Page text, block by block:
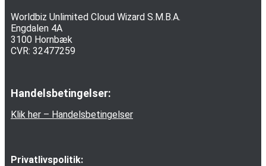
Worldbiz Unlimited Cloud Wizard S.M.B.A.
Engdalen 4A
3100 Hornbæk
CVR: 32477259
Handelsbetingelser:
Klik her – Handelsbetingelser
Privatlivspolitik: